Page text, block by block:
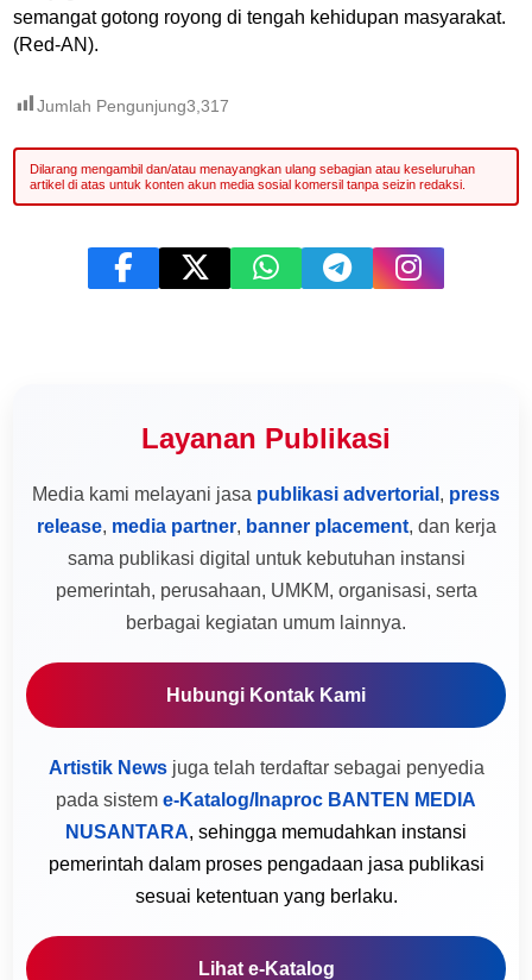
semangat gotong royong di tengah kehidupan masyarakat.
(Red-AN).
Jumlah Pengunjung3,317
Layanan Publikasi
Media kami melayani jasa publikasi advertorial , press
release, media partner, banner placement, dan kerja
sama publikasi digital untuk kebutuhan instansi
pemerintah, perusahaan, UMKM, organisasi, serta
berbagai kegiatan umum lainnya.
Hubungi Kontak Kami
Artistik Newsjuga telah terdaftar sebagai penyedia
pada sistem e-Katalog/Inaproc BANTEN MEDIA
NUSANTARA, sehingga memudahkan instansi
pemerintah dalam proses pengadaan jasa publikasi
sesuai ketentuan yang berlaku.
Lihat e-Katalog